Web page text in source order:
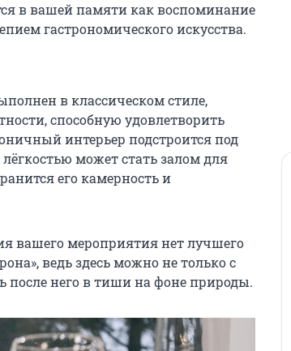
в вашей памяти как воспоминание
гастрономического искусства.
в классическом стиле,
способную удовлетворить
интерьер подстроится под
может стать залом для
его камерность и
вашего мероприятия нет лучшего
ведь здесь можно не только с
после него в тиши на фоне природы.